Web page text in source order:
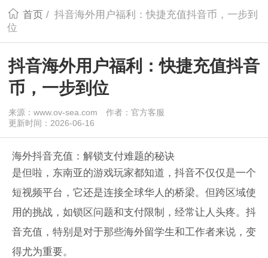
首页 / 抖音海外用户福利：快捷充值抖音币，一步到
位
抖音海外用户福利：快捷充值抖音
币，一步到位
来源：www.ov-sea.com
作者：官方客服
更新时间：2026-06-16
海外抖音充值：解锁支付难题的秘诀
是但啦，东南亚的游戏玩家都知道，抖音不仅仅是一个
短视频平台，它还是连接全球华人的桥梁。但跨区域使
用的挑战，如锁区问题和支付限制，经常让人头疼。 抖
音充值，特别是对于那些海外留学生和工作者来说，变
得尤为重要。